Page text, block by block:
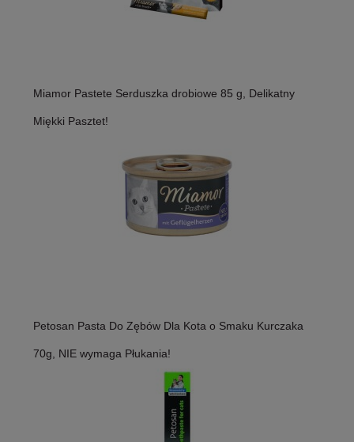
Miamor Pastete Serduszka drobiowe 85 g, Delikatny
Miękki Pasztet!
Petosan Pasta Do Zębów Dla Kota o Smaku Kurczaka
70g, NIE wymaga Płukania!